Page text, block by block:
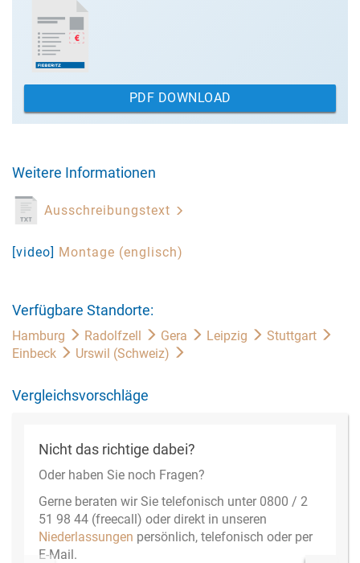
PDF DOWNLOAD
Weitere Informationen
Ausschreibungstext
[video] Montage (englisch)
Verfügbare Standorte:
Hamburg Radolfzell Gera Leipzig
Stuttgart
Einbeck
Urswil (Schweiz)
Vergleichsvorschläge
Nicht das richtige dabei?
Oder haben Sie noch Fragen?
Gerne beraten wir Sie telefonisch unter 0800 / 2
51 98 44 (freecall) oder direkt in unseren
Niederlassungen persönlich, telefonisch oder per
E-Mail.